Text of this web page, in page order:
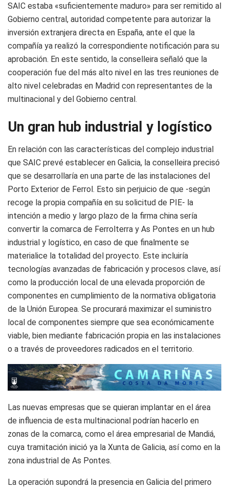
SAIC estaba «suficientemente maduro» para ser remitido al
Gobierno central, autoridad competente para autorizar la
inversión extranjera directa en España, ante el que la
compañía ya realizó la correspondiente notificación para su
aprobación. En este sentido, la conselleira señaló que la
cooperación fue del más alto nivel en las tres reuniones de
alto nivel celebradas en Madrid con representantes de la
multinacional y del Gobierno central.
Un gran hub industrial y logístico
En relación con las características del complejo industrial
que SAIC prevé establecer en Galicia, la conselleira precisó
que se desarrollaría en una parte de las instalaciones del
Porto Exterior de Ferrol. Esto sin perjuicio de que -según
recoge la propia compañía en su solicitud de PIE- la
intención a medio y largo plazo de la firma china sería
convertir la comarca de Ferrolterra y As Pontes en un hub
industrial y logístico, en caso de que finalmente se
materialice la totalidad del proyecto. Este incluiría
tecnologías avanzadas de fabricación y procesos clave, así
como la producción local de una elevada proporción de
componentes en cumplimiento de la normativa obligatoria
de la Unión Europea. Se procurará maximizar el suministro
local de componentes siempre que sea económicamente
viable, bien mediante fabricación propia en las instalaciones
o a través de proveedores radicados en el territorio.
Las nuevas empresas que se quieran implantar en el área
de influencia de esta multinacional podrían hacerlo en
zonas de la comarca, como el área empresarial de Mandiá,
cuya tramitación inició ya la Xunta de Galicia, así como en la
zona industrial de As Pontes.
La operación supondrá la presencia en Galicia del primero